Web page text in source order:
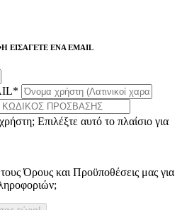
ΕΙΣΑΓΕΤΕ ΕΝΑ EMAIL
*
Επιλέξτε αυτό το πλαίσιο για
Όρους και Προϋποθέσεις μας για